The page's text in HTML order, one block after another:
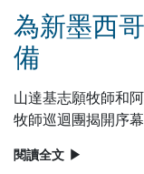
為新墨西
備
山達基志願牧師和
牧師巡迴團揭開序幕
閱讀全文 ▶